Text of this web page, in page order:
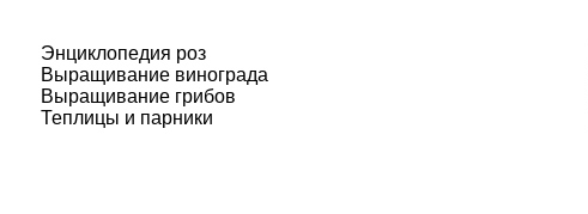
Энциклопедия роз
Выращивание винограда
Выращивание грибов
Теплицы и парники